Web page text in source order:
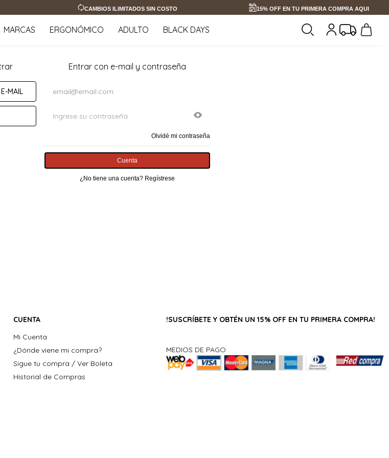
CAMBIOS ILIMITADOS SIN COSTO 15% OFF EN TU PRIMERA COMPRA AQUI
MARCAS ERGONÓMICO ADULTO BLACK DAYS
MAIL
Entrar con e-mail y contraseña
Olvidé mi contraseña
Cuenta
¿No tiene una cuenta? Regístrese
CUENTA
Mi Cuenta
¿Dónde viene mi compra?
Sigue tu compra / Ver Boleta
Historial de Compras
!SUSCRÍBETE Y OBTÉN UN 15% OFF EN TU PRIMERA COMPRA!
MEDIOS DE PAGO